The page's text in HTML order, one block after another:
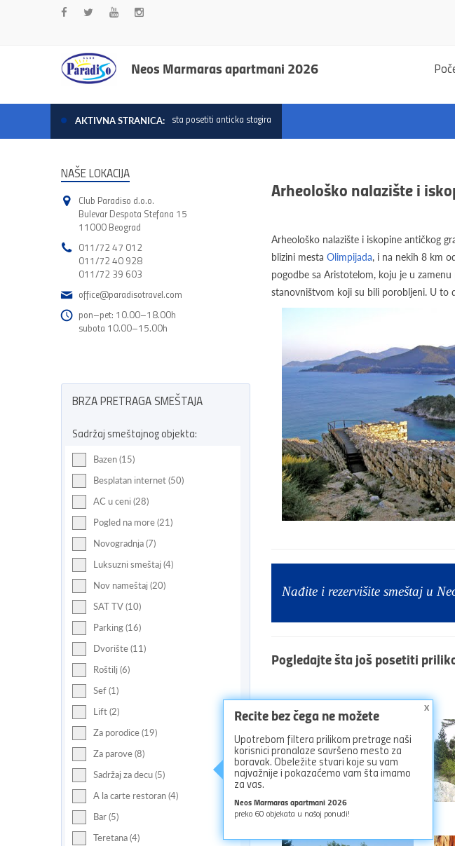
Neos Marmaras apartmani 2026
AKTIVNA STRANICA: sta posetiti anticka stagira
Arheološko nalazište i
Arheološko nalazište i iskopine antičkog
blizini mesta Olimpijada, i na nekih 8 km
pogodbe sa Aristotelom, koju je u
stanovništvom koji su bili porobljeni. U to
Nađite i rezervišite smeštaj u
Pogledajtešta još posetiti
ZEJTINLIK
NAŠE LOKACIJA
Club Paradiso d.o.o.
Bulevar Despota Stefana 15
11000 Beograd
011/72 47 012
011/72 40 928
011/72 39 603
office@paradisotravel.com
pon–pet: 10.00–18.00h
subota 10.00–15.00h
x
Recite bez čega ne možete
Upotrebom filtera prilikom pretrage naši
korisnici pronalaze savršeno mesto za
boravak. Obeležite stvari koje su vam
najvažnije i pokazaćemo vam šta imamo
za vas.
Neos Marmaras apartmani 2026
preko 60 objekata u našoj ponudi!
BRZA PRETRAGA SMEŠTAJA
Sadržaj smeštajnog objekta:
Bazen (15)
Besplatan internet (50)
AC u ceni (28)
Pogled na more (21)
Novogradnja (7)
Luksuzni smeštaj (4)
Nov nameštaj (20)
SAT TV (10)
Parking (16)
Dvorište (11)
Roštilj (6)
Sef (1)
Lift (2)
Za porodice (19)
Za parove (8)
Sadržaj za decu (5)
A la carte restoran (4)
Bar (5)
Teretana (4)